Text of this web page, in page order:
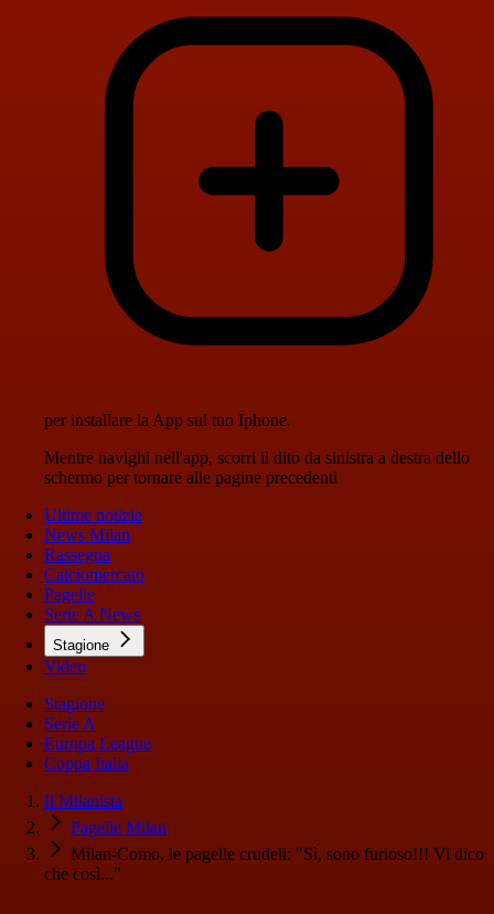
per installare la App sul tuo Iphone.
Mentre navighi nell'app, scorri il dito da sinistra a destra dello
schermo per tornare alle pagine precedenti
Ultime notizie
News Milan
Rassegna
Calciomercato
Pagelle
Serie A News
Stagione
Video
Stagione
Serie A
Europa League
Coppa Italia
Il Milanista
Pagelle Milan
Milan-Como, le pagelle crudeli: "Sì, sono furioso!!! Vi dico
che così..."